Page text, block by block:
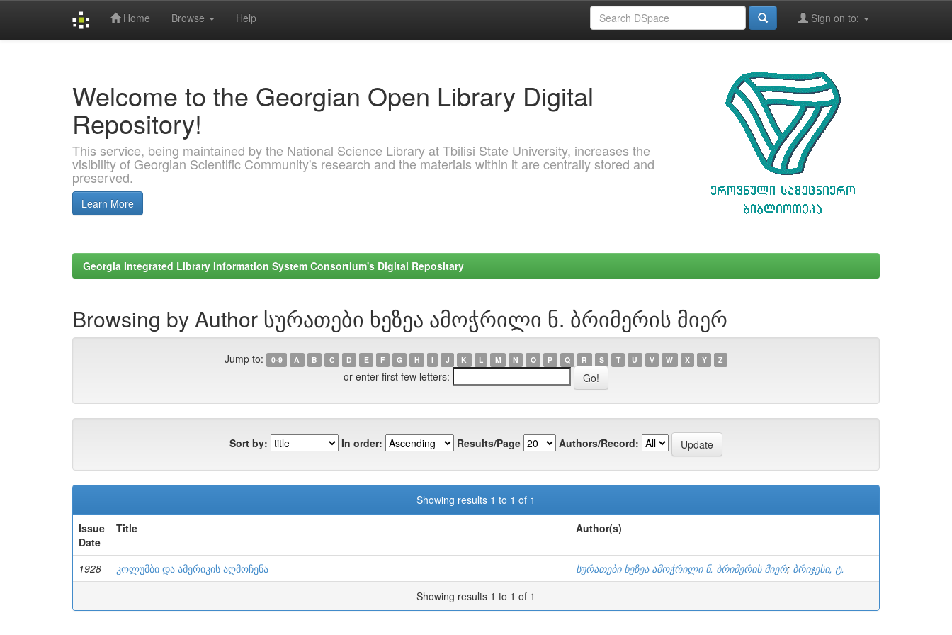
Home Browse Help Sign on to:
Welcome to the Georgian Open Library Digital
Repository!
This service, being maintained by the National Science Library at Tbilisi State University, increases the
visibility of Georgian Scientific Community's research and the materials within it are centrally stored and
preserved.
Learn More
Georgia Integrated Library Information System Consortium's Digital Repositary
Browsing by Author სურათები ხეზეა ამოჭრილი ნ. ბრიმერის მიერ
Jump to: 0-9 A B C D E F G H I J K L M N O P Q R S T U V W X Y Z
or enter first few letters:
Sort by: In order: Results/Page Authors/Record:
Showing results 1 to 1 of 1
Issue
Date
Title Author(s)
1928 კოლუმბი და ამერიკის აღმოჩენა სურათები ხეზეა ამოჭრილი ნ. ბრიმერის მიერ; ბრიჯესი, ტ.
Showing results 1 to 1 of 1